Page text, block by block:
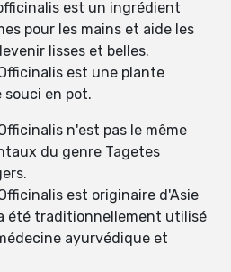
est un ingrédient
pour les mains et aide les
lisses et belles.
est une plante
souci en pot.
n'est pas le même
du genre Tagetes
est originaire d'Asie
été traditionnellement utilisé
ayurvédique et